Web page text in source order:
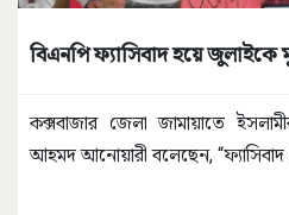
বিএনপি ফ্যাসিবাদ হয়ে জুলাইকে
কক্সবাজার জেলা জামায়াতে
আহমদ আনোয়ারী বলেছেন,